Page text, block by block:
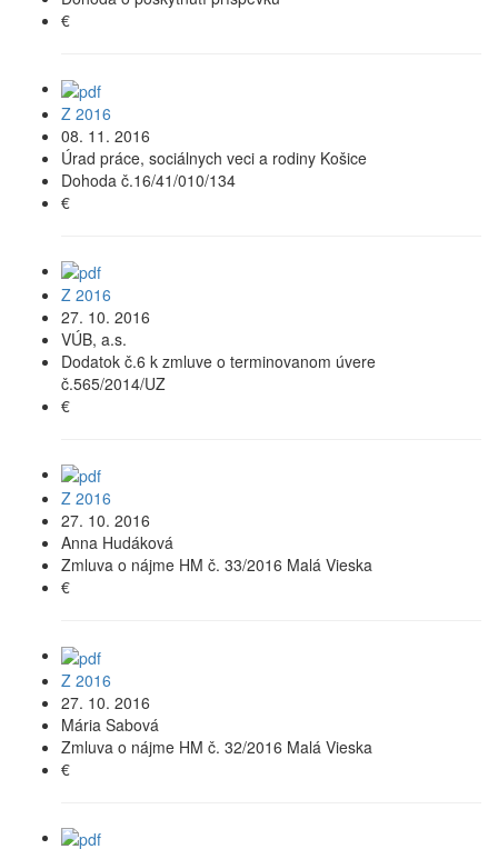
€
Z 2016
08. 11. 2016
Úrad práce, sociálnych veci a rodiny Košice
Dohoda č.16/41/010/134
€
Z 2016
27. 10. 2016
VÚB, a.s.
Dodatok č.6 k zmluve o terminovanom úvere
č.565/2014/UZ
€
Z 2016
27. 10. 2016
Anna Hudáková
Zmluva o nájme HM č. 33/2016 Malá Vieska
€
Z 2016
27. 10. 2016
Mária Sabová
Zmluva o nájme HM č. 32/2016 Malá Vieska
€